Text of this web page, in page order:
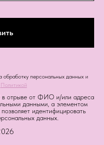
обработку персональных данных и
Политикой
в отрыве от ФИО и/или адреса
данными, а элементом
идентифицировать
данных.